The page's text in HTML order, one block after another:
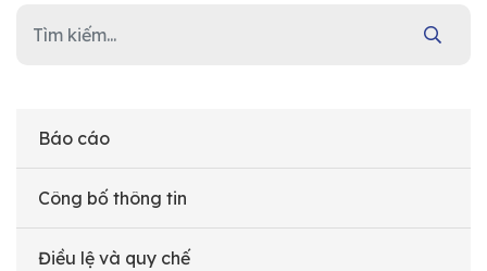
Báo cáo
Công bố thông tin
Điều lệ và quy chế